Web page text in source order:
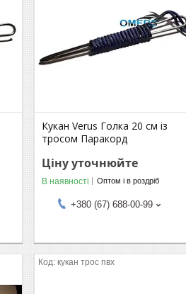
Кукан Verus Голка 20 см із
тросом Паракорд
Ціну уточнюйте
В наявності Оптом і в роздріб
+380 (67) 688-00-99
кукан трос пвх